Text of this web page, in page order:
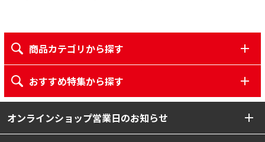
商品カテゴリから探す
おすすめ特集から探す
オンラインショップ営業日のお知らせ